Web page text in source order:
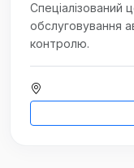
Спеціалізований
обслуговування
контролю.